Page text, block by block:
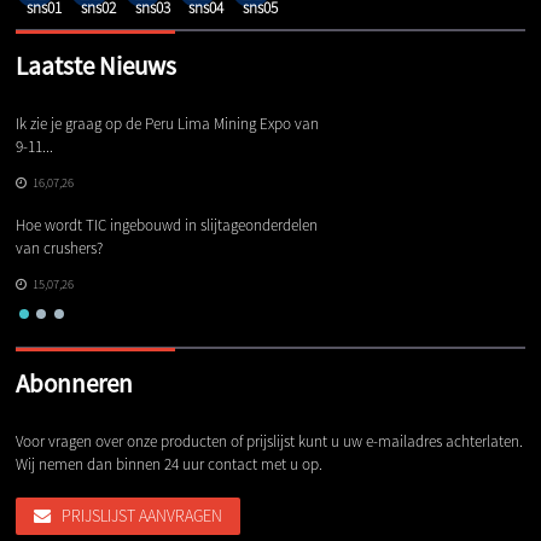
Laatste Nieuws
Ik zie je graag op de Peru Lima Mining Expo van
9-11...
16,07,26
Hoe wordt TIC ingebouwd in slijtageonderdelen
van crushers?
15,07,26
Abonneren
Voor vragen over onze producten of prijslijst kunt u uw e-mailadres achterlaten.
Wij nemen dan binnen 24 uur contact met u op.
PRIJSLIJST AANVRAGEN